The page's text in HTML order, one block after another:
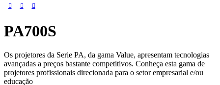
PA700S
Os projetores da Serie PA, da gama Value, apresentam tecnologias
avançadas a preços bastante competitivos. Conheça esta gama de
projetores profissionais direcionada para o setor empresarial e/ou
educação